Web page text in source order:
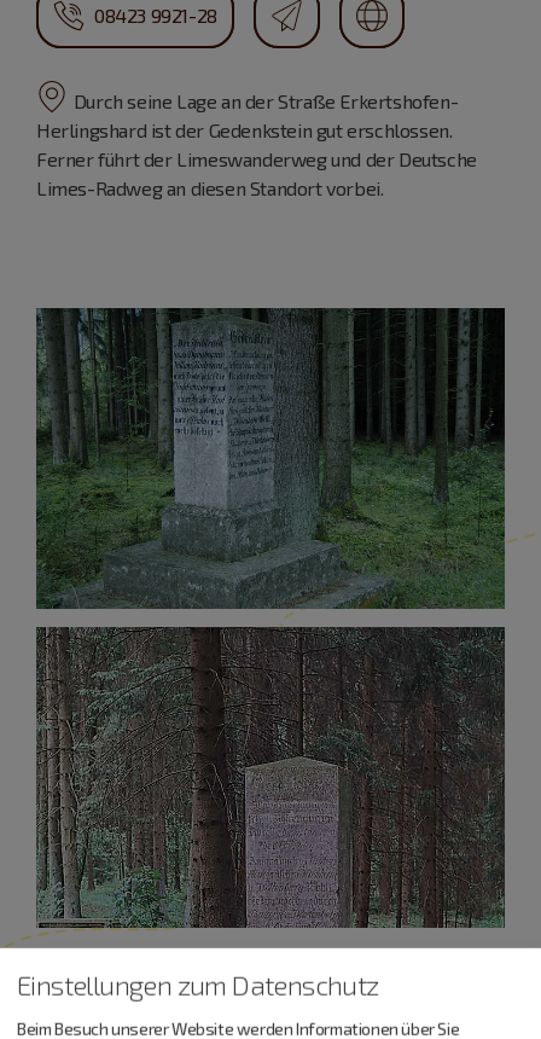
08423 9921-28
Durch seine Lage an der Straße Erkertshofen-
Herlingshard ist der Gedenkstein gut erschlossen.
Ferner führt der Limeswanderweg und der Deutsche
Limes-Radweg an diesen Standort vorbei.
Einstellungen zum Datenschutz
Beim Besuch unserer Website werden Informationen über Sie